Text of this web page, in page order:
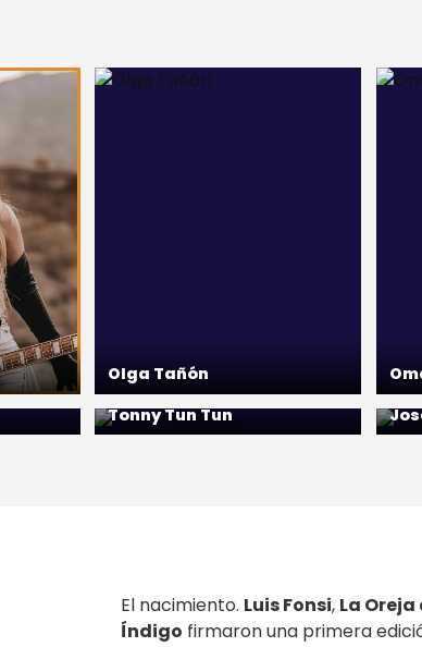
Olga Tañón
Tonny Tun Tun
El nacimiento. Luis Fonsi, La Oreja
Índigo firmaron una primera